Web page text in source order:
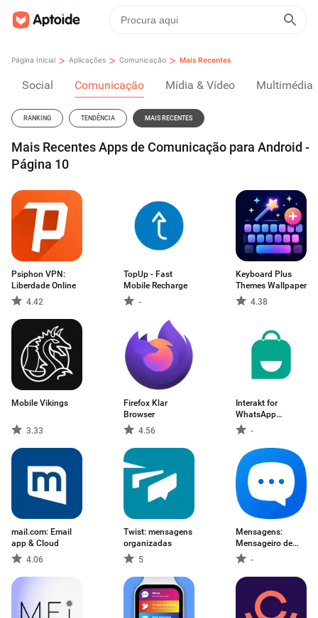
Página Inicial > Aplicações > Comunicação > Mais Recentes
Social Comunicação Mídia & Vídeo Multimédia
RANKING TENDÊNCIA MAIS RECENTES
Mais Recentes Apps de Comunicação para Android -
Página 10
Psiphon VPN:
Liberdade Online
4.42
TopUp - Fast
Mobile Recharge
-
Keyboard Plus
Themes Wallpaper
4.38
Mobile Vikings
3.33
Firefox Klar
Browser
4.56
Interakt for
WhatsApp
Business
-
mail.com: Email
app & Cloud
4.06
Twist: mensagens
organizadas
5
Mensagens:
Mensageiro de
Texto-